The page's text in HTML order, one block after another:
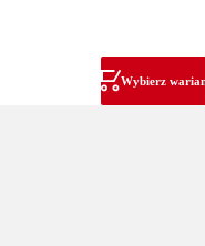
Wybierz